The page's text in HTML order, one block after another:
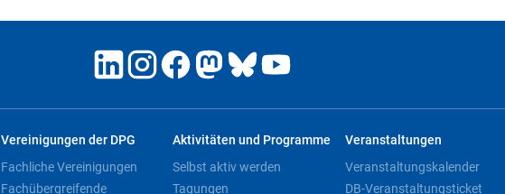
Vereinigungen der DPG
Fachliche Vereinigungen
Fachübergreifende
Aktivitäten und Programme
Selbst aktiv werden
Tagungen
Veranstaltungen
Veranstaltungskalender
DB-Veranstaltungsticket